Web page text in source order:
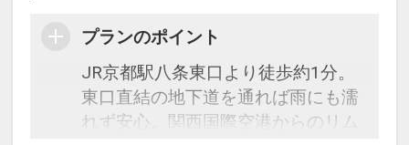
プランのポイント
JR京都駅八条東口より徒歩約1分。
東口直結の地下道を通れば雨にも濡
れず安心。関西国際空港からのリム